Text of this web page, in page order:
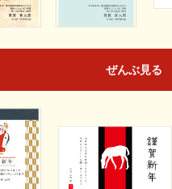
ぜんぶ見る